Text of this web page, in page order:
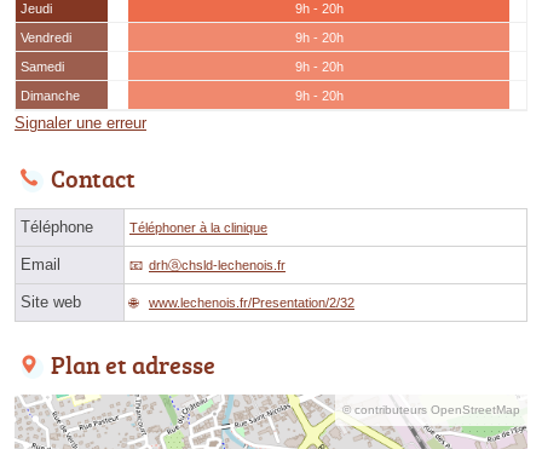
Jeudi
9h - 20h
Vendredi
9h - 20h
Samedi
9h - 20h
Dimanche
9h - 20h
Signaler une erreur
Contact
Téléphone Téléphoner à la clinique
Email drhⓐchsld-lechenois.fr
Site web www.lechenois.fr/Presentation/2/32
Plan et adresse
© contributeurs OpenStreetMap